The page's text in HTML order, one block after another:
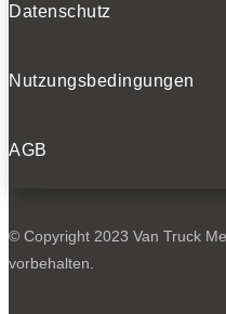
Datenschutz
Nutzungsbedingungen
AGB
© Copyright 2023 Van Truck
vorbehalten.